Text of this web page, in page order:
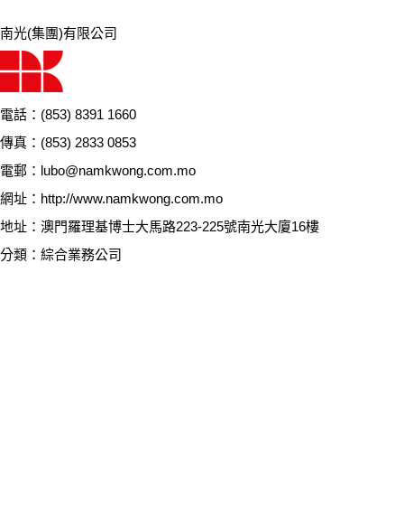
南光(集團)有限公司
電話：(853) 8391 1660
傳真：(853) 2833 0853
電郵：lubo@namkwong.com.mo
網址：http://www.namkwong.com.mo
地址：澳門羅理基博士大馬路223-225號南光大廈16樓
分類：綜合業務公司